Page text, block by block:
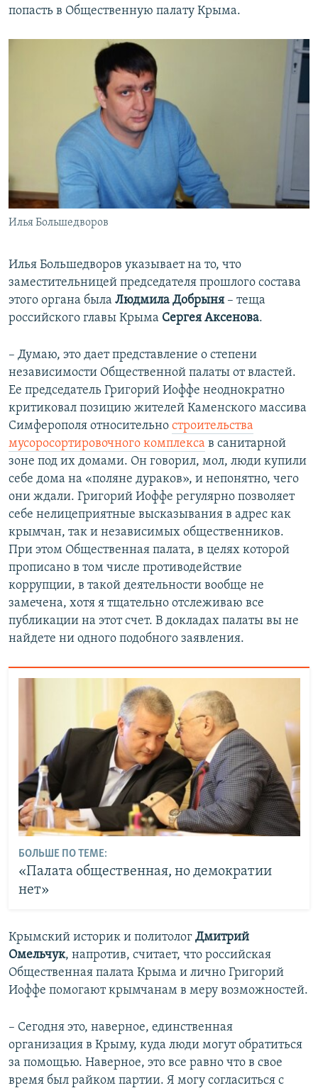
попасть в Общественную палату Крыма.
Илья Большедворов
Илья Большедворов указывает на то, что
заместительницей председателя прошлого состава
этого органа была Людмила Добрыня – теща
российского главы Крыма Сергея Аксенова.
– Думаю, это дает представление о степени
независимости Общественной палаты от властей.
Ее председатель Григорий Иоффе неоднократно
критиковал позицию жителей Каменского массива
Симферополя относительно строительства
мусоросортировочного комплекса в санитарной
зоне под их домами. Он говорил, мол, люди купили
себе дома на «поляне дураков», и непонятно, чего
они ждали. Григорий Иоффе регулярно позволяет
себе нелицеприятные высказывания в адрес как
крымчан, так и независимых общественников.
При этом Общественная палата, в целях которой
прописано в том числе противодействие
коррупции, в такой деятельности вообще не
замечена, хотя я тщательно отслеживаю все
публикации на этот счет. В докладах палаты вы не
найдете ни одного подобного заявления.
БОЛЬШЕ ПО ТЕМЕ:
​«Палата общественная, но демократии
нет»
Крымский историк и политолог Дмитрий
Омельчук, напротив, считает, что российская
Общественная палата Крыма и лично Григорий
Иоффе помогают крымчанам в меру возможностей.
– Сегодня это, наверное, единственная
организация в Крыму, куда люди могут обратиться
за помощью. Наверное, это все равно что в свое
время был райком партии. Я могу согласиться с